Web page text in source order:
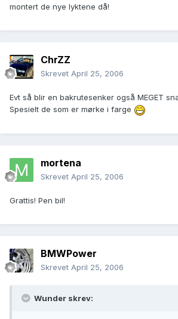
montert de nye lyktene då!
ChrZZ
Skrevet April 25, 2006
Evt så blir en bakrutesenker også MEGET
Spesielt de som er mørke i farge
mortena
Skrevet April 25, 2006
Grattis! Pen bil!
BMWPower
Skrevet April 25, 2006
Wunder skrev: